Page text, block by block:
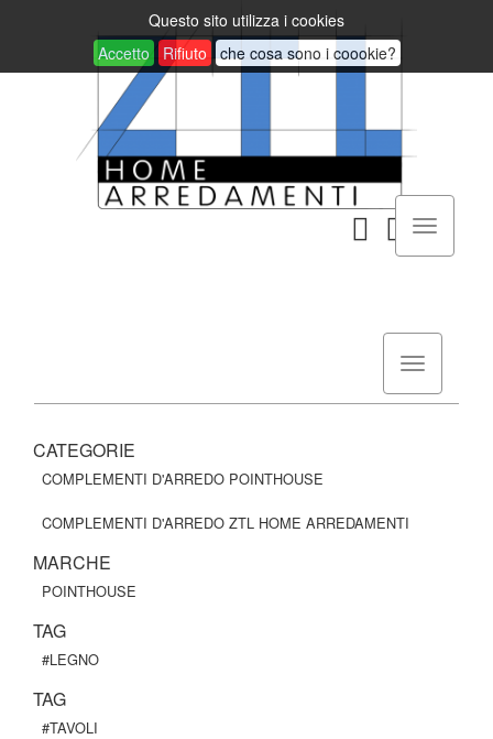
Questo sito utilizza i cookies
Accetto
Rifiuto che cosa sono i coookie?
CATEGORIE
COMPLEMENTI D'ARREDO POINTHOUSE
COMPLEMENTI D'ARREDO ZTL HOME ARREDAMENTI
MARCHE
POINTHOUSE
TAG
#LEGNO
TAG
#TAVOLI